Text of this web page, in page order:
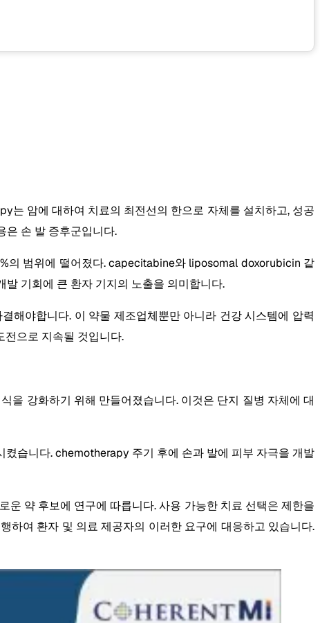
는 암에 대하여 치료의 최전선의 한으로 자체를 설치하고, 성공
은 손 발 증후군입니다.
의 범위에 떨어졌다. capecitabine와 liposomal doxorubicin 같
기회에 큰 환자 기지의 노출을 의미합니다.
해야합니다. 이 약물 제조업체뿐만 아니라 건강 시스템에 압력
으로 지속될 것입니다.
을 강화하기 위해 만들어졌습니다. 이것은 단지 질병 자체에 대
습니다. chemotherapy 주기 후에 손과 발에 피부 자극을 개발
운 약 후보에 연구에 따릅니다. 사용 가능한 치료 선택은 제한을
하여 환자 및 의료 제공자의 이러한 요구에 대응하고 있습니다.